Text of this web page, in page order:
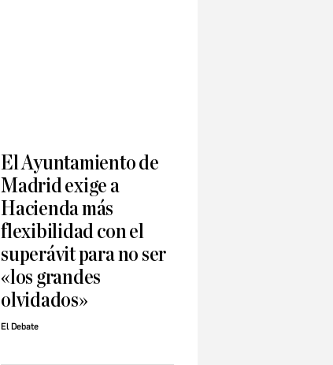
El Ayuntamiento de
Madrid exige a
Hacienda más
flexibilidad con el
superávit para no ser
«los grandes
olvidados»
El Debate